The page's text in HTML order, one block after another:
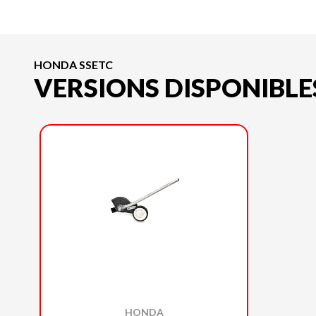
HONDA SSETC
VERSIONS
HONDA